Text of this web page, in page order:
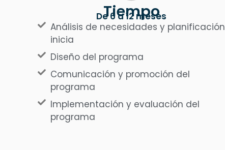
Tiempo
De 6 a 12 meses
Análisis de necesidades y planificación
inicia
Diseño del programa
Comunicación y promoción del
programa
Implementación y evaluación del
programa